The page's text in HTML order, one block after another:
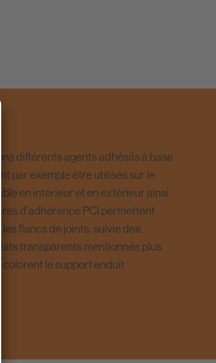
différents agents adhésifs à base
par exemple être utilisés sur le
en intérieur et en extérieur ainsi
d'adhérence PCI permettent
flancs de joints, suivie des
transparents mentionnés plus
colorent le support enduit